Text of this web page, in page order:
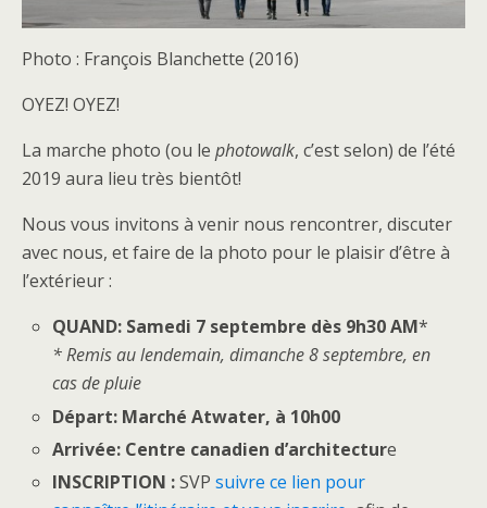
Photo : François Blanchette (2016)
OYEZ! OYEZ!
La marche photo (ou le photowalk, c’est selon) de l’été
2019 aura lieu très bientôt!
Nous vous invitons à venir nous rencontrer, discuter
avec nous, et faire de la photo pour le plaisir d’être à
l’extérieur :
QUAND: Samedi 7 septembre dès 9h30 AM*
* Remis au lendemain, dimanche 8 septembre, en
cas de pluie
Départ: Marché Atwater, à 10h00
Arrivée: Centre canadien d’architecture
INSCRIPTION :SVPsuivre ce lien pour